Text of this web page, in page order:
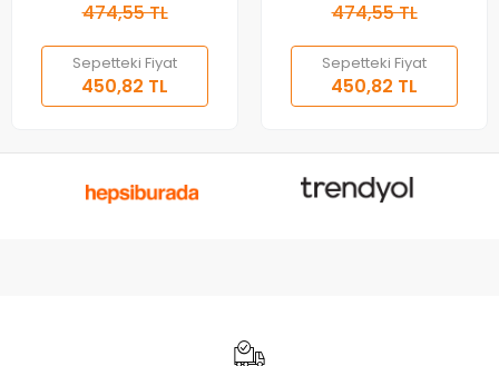
474,55 TL
Sepetteki Fiyat
450,82 TL
474,55 TL
Sepetteki Fiyat
450,82 TL